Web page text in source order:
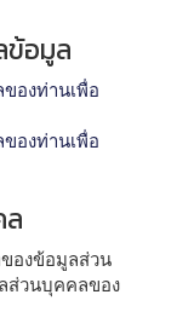
ข้อมูล
องท่านเพื่อ
องท่านเพื่อ
องข้อมูลส่วน
ส่วนบุคคลของ